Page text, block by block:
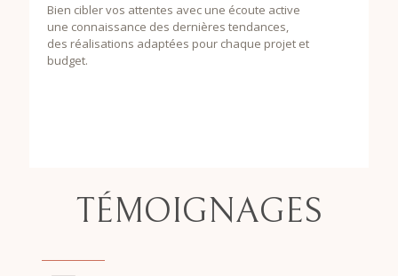
Bien cibler vos attentes avec une écoute active
une connaissance des dernières tendances,
des réalisations adaptées pour chaque projet et
budget.
TÉMOIGNAGES